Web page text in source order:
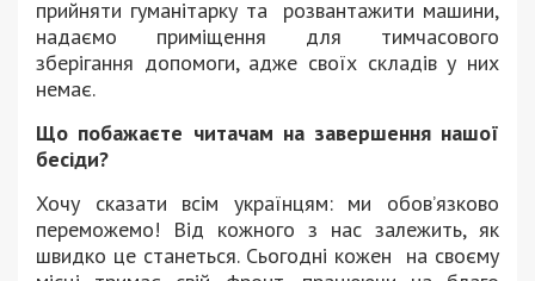
прийняти гуманітарку та розвантажити машини,
надаємо приміщення для тимчасового
зберігання допомоги, адже своїх складів у них
немає.
Що побажаєте читачам на завершення нашої
бесіди?
Хочу сказати всім українцям: ми обов’язково
переможемо! Від кожного з нас залежить, як
швидко це станеться. Сьогодні кожен на своєму